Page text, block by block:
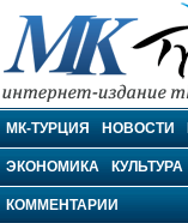
МК-Турция
МК-ТУРЦИЯ НОВОСТИ
ЭКОНОМИКА КУЛЬТУРА
КОММЕНТАРИИ